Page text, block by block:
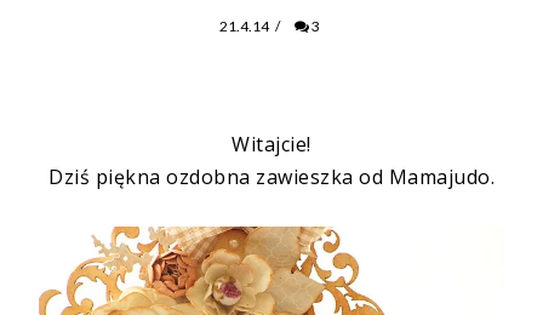
21.4.14 / 3
Witajcie!
Dziś piękna ozdobna zawieszka od Mamajudo.